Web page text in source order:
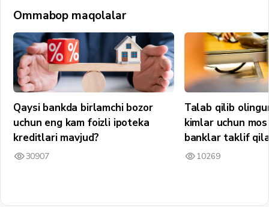
Ommabop maqolalar
Qaysi bankda birlamchi bozor
uchun eng kam foizli ipoteka
kreditlari mavjud?
30907
Talab qilib
kimlar uchun
banklar taklif
10269